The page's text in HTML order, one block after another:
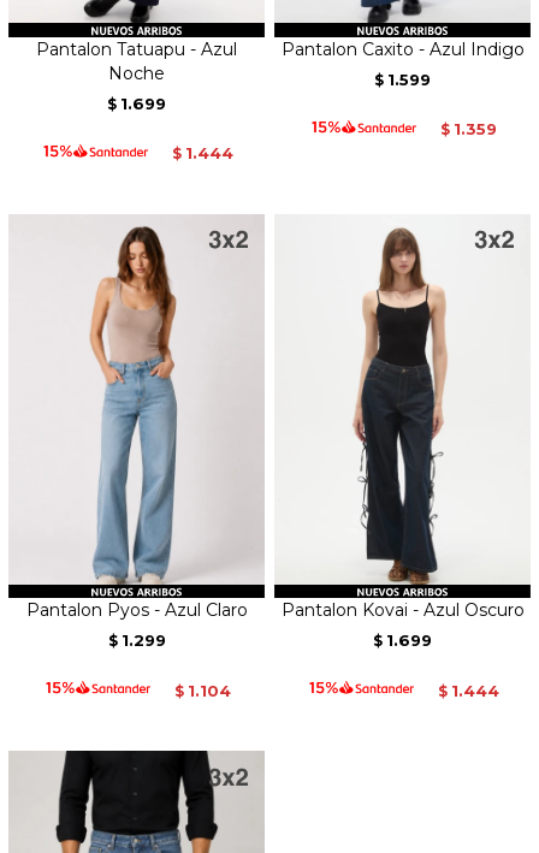
Pantalon Tatuapu - Azul
Noche
$ 1.699
$ 1.444
Pantalon Caxito - Azul Indigo
$ 1.599
$ 1.359
Pantalon Pyos - Azul Claro
$ 1.299
$ 1.104
Pantalon Kovai - Azul Oscuro
$ 1.699
$ 1.444